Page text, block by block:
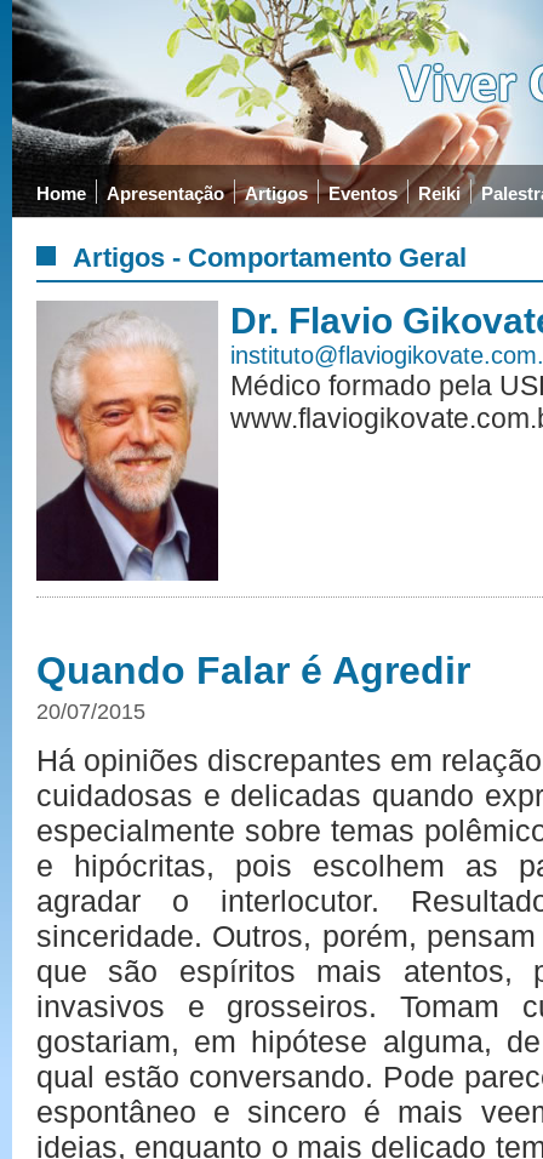
Home Apresentação Artigos Eventos Reiki
Artigos - Comportamento Geral
Dr. Flavio
Médico formado pela
Quando Falar é Agredir
20/07/2015
Há opiniões discrepantes em
cuidadosas e delicadas quando
especialmente sobre temas
e hipócritas, pois escolhem as
agradar o interlocutor.
sinceridade. Outros, porém,
que são espíritos mais atentos,
invasivos e grosseiros. Tomam
gostariam, em hipótese alguma,
qual estão conversando. Pode
espontâneo e sincero é mais
ideias, enquanto o mais delicado